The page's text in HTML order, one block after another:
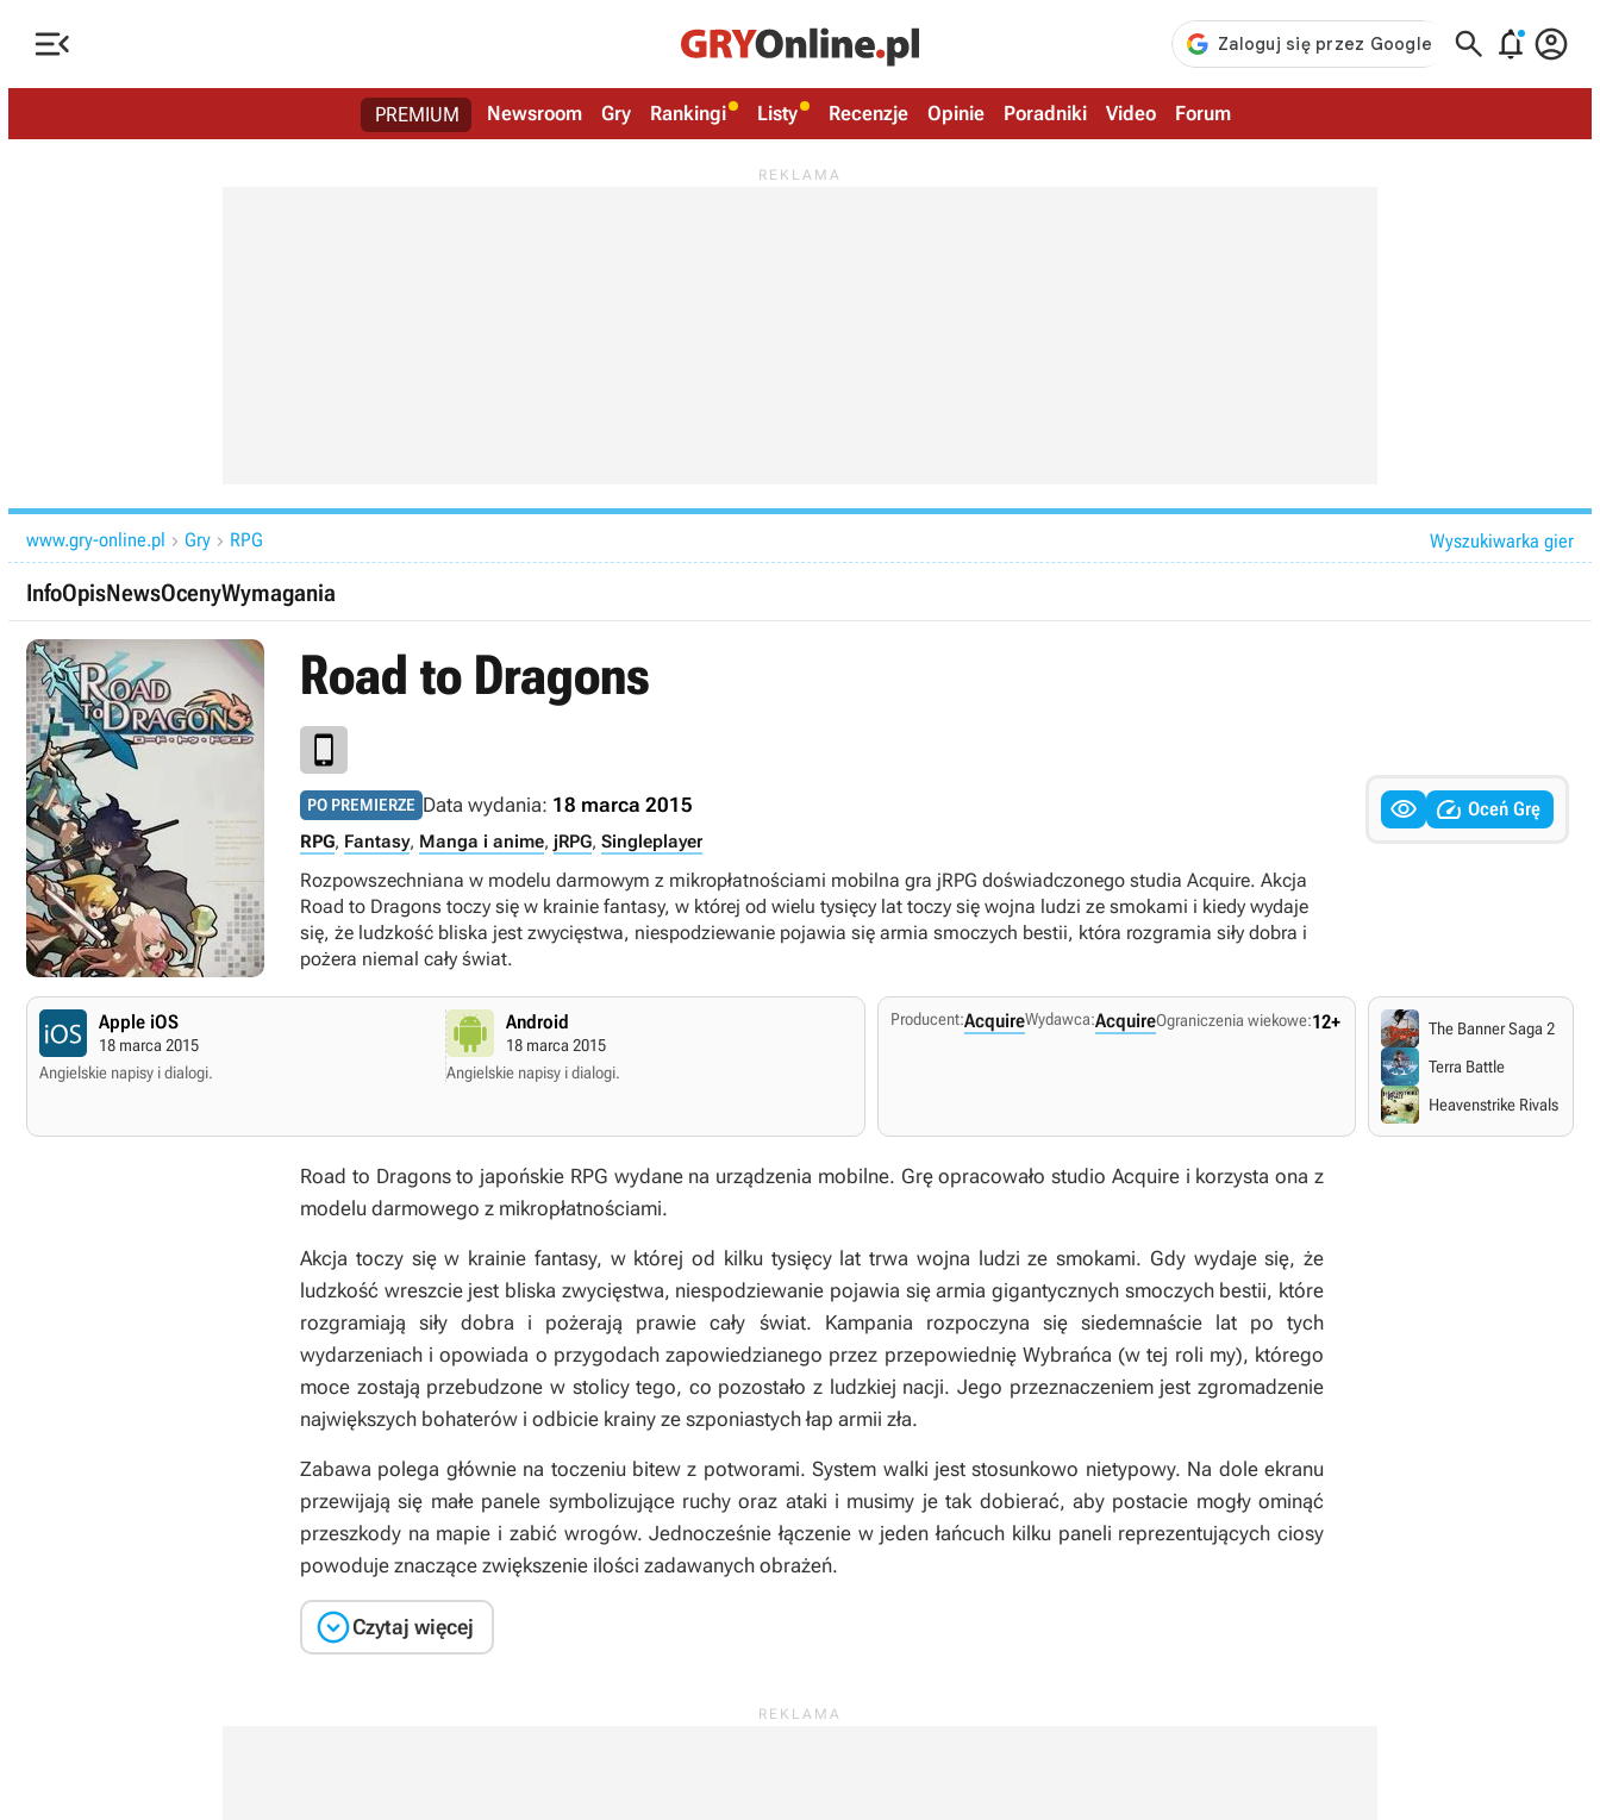
   
PREMIUM Newsroom Gry Rankingi Listy Recenzje Opinie Poradniki Video Forum
www.gry-online.pl  Gry  RPG Wyszukiwarka gier
InfoOpisNewsOcenyWymagania
Road to Dragons
PO PREMIERZE Data wydania: 18 marca 2015
RPG, Fantasy, Manga i anime, jRPG, Singleplayer
Rozpowszechniana w modelu darmowym z mikropłatnościami mobilna gra jRPG doświadczonego studia Acquire. Akcja
Road to Dragons toczy się w krainie fantasy, w której od wielu tysięcy lat toczy się wojna ludzi ze smokami i kiedy wydaje
się, że ludzkość bliska jest zwycięstwa, niespodziewanie pojawia się armia smoczych bestii, która rozgramia siły dobra i
pożera niemal cały świat.
  Oceń Grę
Apple iOS
18 marca 2015
Angielskie napisy i dialogi.
Android
18 marca 2015
Angielskie napisy i dialogi.
Producent:AcquireWydawca:AcquireOgraniczenia wiekowe:12+
The Banner Saga 2
Terra Battle
Heavenstrike Rivals
Road to Dragonsto japońskie RPG wydane na urządzenia mobilne. Grę opracowało studio Acquire i korzysta ona z
modelu darmowego z mikropłatnościami.
Akcja toczy się w krainie fantasy, w której od kilku tysięcy lat trwa wojna ludzi ze smokami. Gdy wydaje się, że
ludzkość wreszcie jest bliska zwycięstwa, niespodziewanie pojawia się armia gigantycznych smoczych bestii, które
rozgramiają siły dobra i pożerają prawie cały świat. Kampania rozpoczyna się siedemnaście lat po tych
wydarzeniach i opowiada o przygodach zapowiedzianego przez przepowiednię Wybrańca (w tej roli my), którego
moce zostają przebudzone w stolicy tego, co pozostało z ludzkiej nacji. Jego przeznaczeniem jest zgromadzenie
największych bohaterów i odbicie krainy ze szponiastych łap armii zła.
Zabawa polega głównie na toczeniu bitew z potworami. System walki jest stosunkowo nietypowy. Na dole ekranu
przewijają się małe panele symbolizujące ruchy oraz ataki i musimy je tak dobierać, aby postacie mogły ominąć
przeszkody na mapie i zabić wrogów. Jednocześnie łączenie w jeden łańcuch kilku paneli reprezentujących ciosy
powoduje znaczące zwiększenie ilości zadawanych obrażeń.
Czytaj więcej